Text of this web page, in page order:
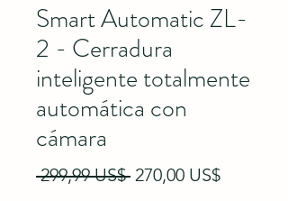
Smart Automatic ZL-
2 - Cerradura
inteligente totalmente
automática con
cámara
299,99 US$ Precio
270,00 US$Precio